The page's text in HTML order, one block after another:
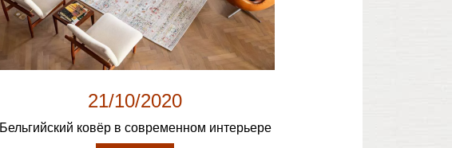
21/10/2020
Бельгийский ковёр в современном интерьере